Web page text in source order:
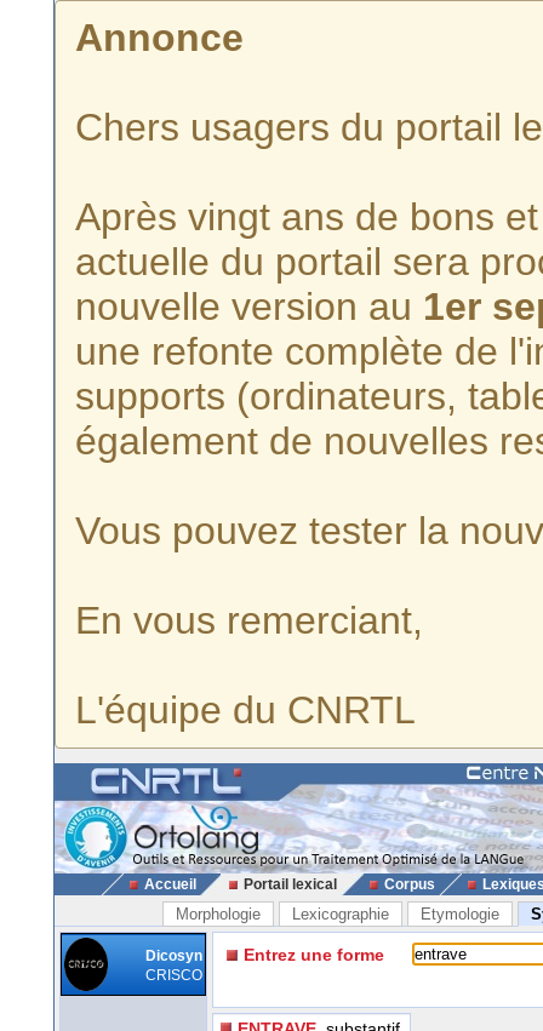
Annonce
Chers usagers du portail
Après vingt ans de bons
actuelle du portail sera
nouvelle version au 1er
une refonte complète de
supports (ordinateurs,
également de nouvelles
Vous pouvez tester la
En vous remerciant,
L'équipe du CNRTL
Accueil Portail lexical Corpus
Morphologie Lexicographie Etymologie
Dicosyn
CRISCO
Entrez une forme